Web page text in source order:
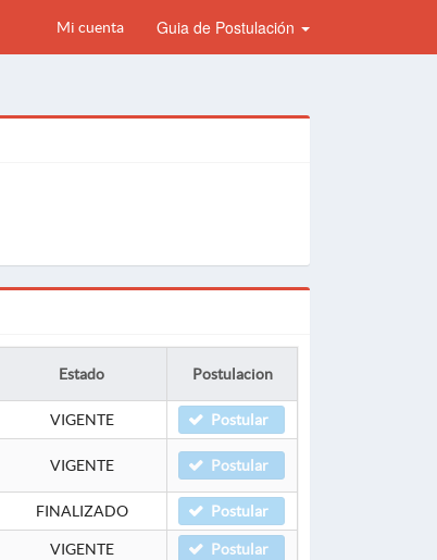
Mi cuenta Guia de Postulación
Estado Postulacion
VIGENTE Postular
VIGENTE Postular
FINALIZADO Postular
VIGENTE Postular